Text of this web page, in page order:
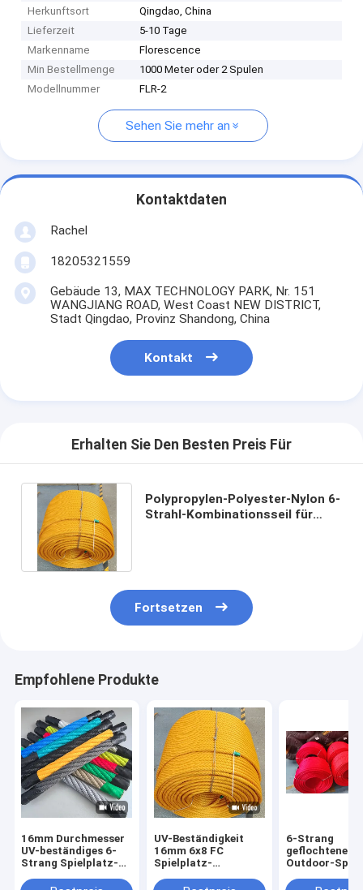
Herkunftsort
Qingdao, China
Lieferzeit
5-10 Tage
Markenname
Florescence
Min Bestellmenge
1000 Meter oder 2 Spulen
Modellnummer
FLR-2
Sehen Sie mehr an
Kontaktdaten
Rachel
18205321559
Gebäude 13, MAX TECHNOLOGY PARK, Nr. 151
WANGJIANG ROAD, West Coast NEW DISTRICT,
Stadt Qingdao, Provinz Shandong, China
Kontakt
Erhalten Sie Den Besten Preis Für
Polypropylen-Polyester-Nylon 6-
Strahl-Kombinationsseil für
Fortsetzen
Empfohlene Produkte
16mm Durchmesser
UV-beständiges 6-
Strang Spielplatz-
Stahldrahtkern
UV-Beständigkeit
16mm 6x8 FC
Spielplatz-
für Spielplatz-
6-Strang
geflochtenes
Outdoor-
Kletternetz